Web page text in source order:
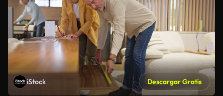
iStock Descargar Gratis